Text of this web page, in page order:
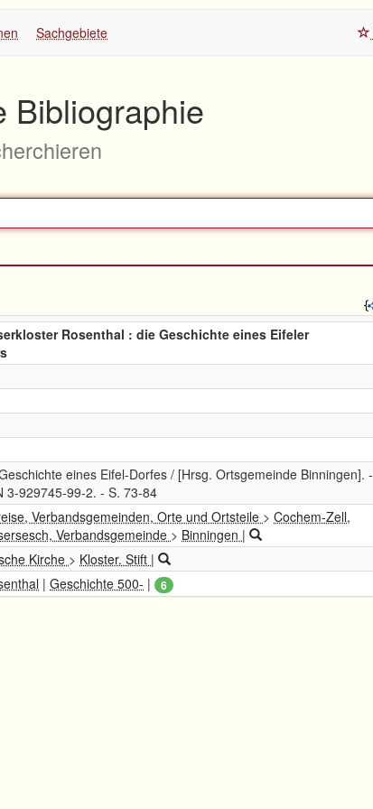
Sachgebiete
Bibliographie
Rosenthal : die Geschichte eines Eifeler
eines Eifel-Dorfes / [Hrsg. Ortsgemeinde Binningen]. -
3-929745-99-2. - S. 73-84
Verbandsgemeinden, Orte und Ortsteile > Cochem-Zell,
Verbandsgemeinde > Binningen |
Kirche > Kloster. Stift |
| Geschichte 500- | 6